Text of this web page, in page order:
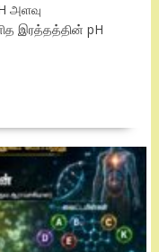
அளவு
இரத்தத்தின் pH